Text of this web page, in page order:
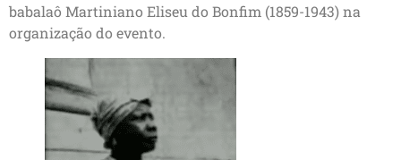
babalaô Martiniano Eliseu do Bonfim (1859-1943) na
organização do evento.